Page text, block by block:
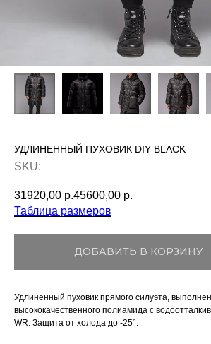
УДЛИНЕННЫЙ ПУХОВИК DIY BLACK
SKU:
31920,00 р.45600,00 р.
Таблица размеров
ДОБАВИТЬ В КОРЗИНУ
Удлиненный пуховик прямого силуэта,
высококачественного полиамида с
WR. Защита от холода до -25°.